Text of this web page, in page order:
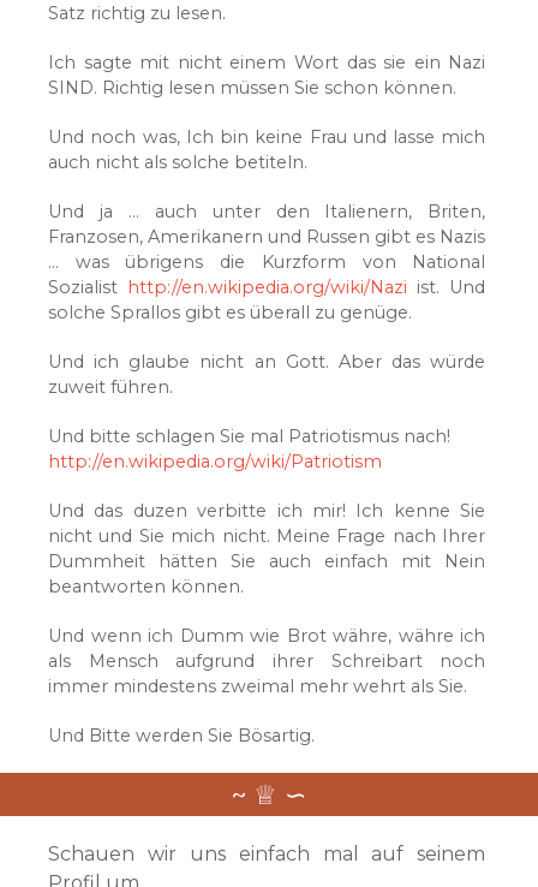
Satz richtig zu lesen.
Ich sagte mit nicht einem Wort das sie ein Nazi
SIND. Richtig lesen müssen Sie schon können.
Und noch was, Ich bin keine Frau und lasse mich
auch nicht als solche betiteln.
Und ja … auch unter den Italienern, Briten,
Franzosen, Amerikanern und Russen gibt es Nazis
… was übrigens die Kurzform von National
Sozialist http://en.wikipedia.org/wiki/Nazi ist. Und
solche Sprallos gibt es überall zu genüge.
Und ich glaube nicht an Gott. Aber das würde
zuweit führen.
Und bitte schlagen Sie mal Patriotismus nach!
http://en.wikipedia.org/wiki/Patriotism
Und das duzen verbitte ich mir! Ich kenne Sie
nicht und Sie mich nicht. Meine Frage nach Ihrer
Dummheit hätten Sie auch einfach mit Nein
beantworten können.
Und wenn ich Dumm wie Brot währe, währe ich
als Mensch aufgrund ihrer Schreibart noch
immer mindestens zweimal mehr wehrt als Sie.
Und Bitte werden Sie Bösartig.
Schauen wir uns einfach mal auf seinem